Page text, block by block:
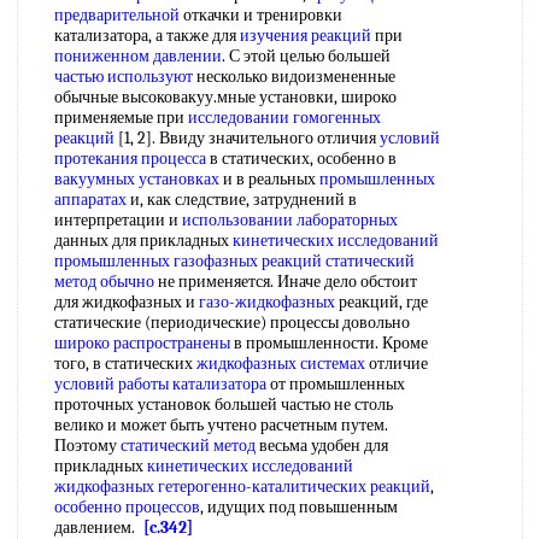
предварительной откачки и тренировки
катализатора, а также дляизучения реакций при
пониженном давлении. С этой целью большей
частью используютнесколько видоизмененные
обычные высоковакуу.мные установки, широко
применяемые при исследовании гомогенных
реакций [1, 2]. Ввиду значительного отличияусловий
протекания процессав статических, особенно в
вакуумных установкахи в реальныхпромышленных
аппаратахи, как следствие, затруднений в
интерпретации и использовании лабораторных
данных для прикладныхкинетических исследований
промышленных газофазныхреакций статический
метод обычноне применяется. Иначе дело обстоит
для жидкофазных и газо-жидкофазныхреакций, где
статические (периодические) процессы довольно
широко распространеныв промышленности. Кроме
того, в статическихжидкофазных системахотличие
условий работы катализатораот промышленных
проточных установок большей частью не столь
велико и может быть учтено расчетным путем.
Поэтомустатический методвесьма удобен для
прикладныхкинетических исследований
жидкофазных гетерогенно-каталитических реакций,
особенно процессов, идущих под повышенным
давлением.
[c.342]